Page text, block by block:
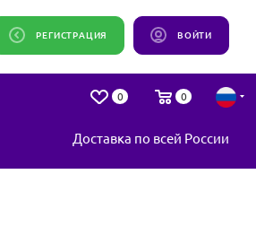
ВОЙТИ
РЕГИСТРАЦИЯ
0 0
Доставка по всей России